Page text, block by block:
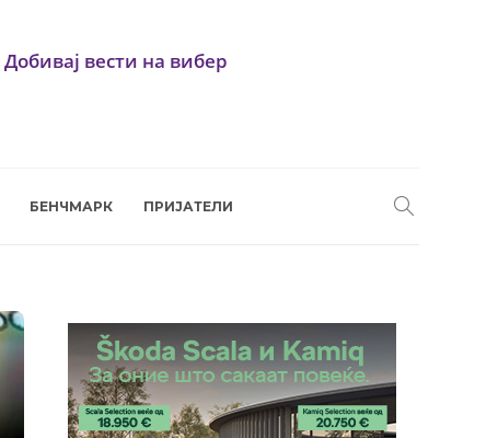
Добивај вести на вибер
БЕНЧМАРК ПРИЈАТЕЛИ